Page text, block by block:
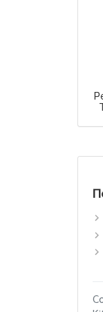
произведение
красочное,
издание АСТ, оно
и